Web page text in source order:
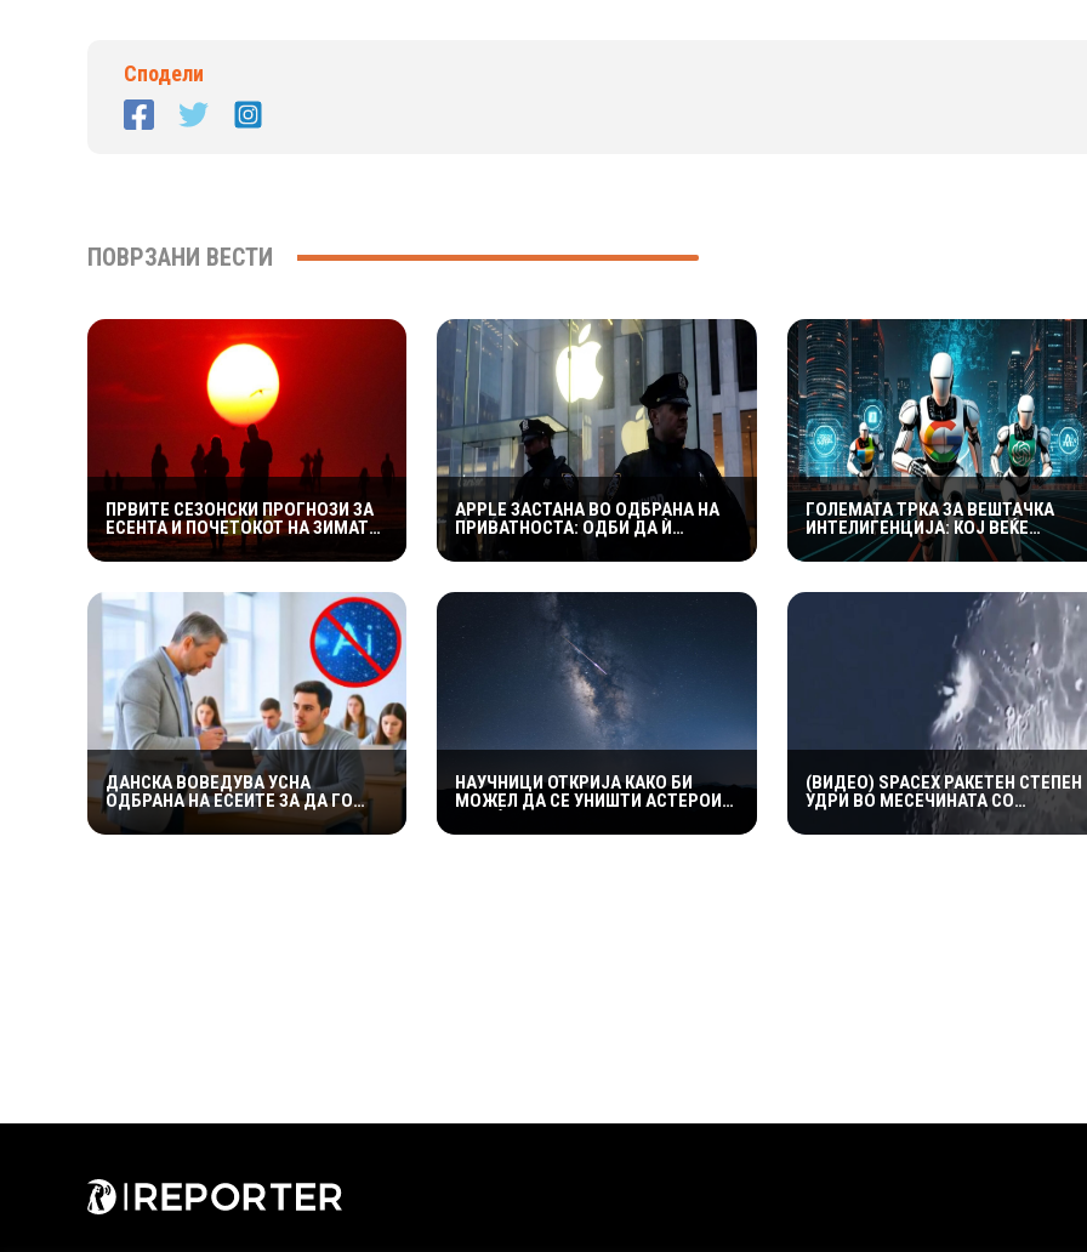
Сподели
ПОВРЗАНИ ВЕСТИ
ПРВИТЕ СЕЗОНСКИ ПРОГНОЗИ ЗА
ЕСЕНТА И ПОЧЕТОКОТ НА ЗИМАТА:
МАКЕДОНИЈА ЈА ОЧЕКУВА
ПОТОПОЛ ПЕРИОД, НО СО МОЖНИ
APPLE ЗАСТАНА ВО ОДБРАНА НА
ПРИВАТНОСТА: ОДБИ ДА Ѝ
ОВОЗМОЖИ НА ПОЛИЦИЈАТА
ПРИСТАП ДО ICLOUD
ГОЛЕМАТА ТРКА ЗА ВЕШТАЧКА
ИНТЕЛИГЕНЦИЈА: КОЈ ВЕЌЕ
ЗАРАБОТУВА МИЛИЈАРДИ, А КОЈ
СÈ УШТЕ ТРОШИ ОГРОМНИ СУМИ?
ДАНСКА ВОВЕДУВА УСНА
ОДБРАНА НА ЕСЕИТЕ ЗА ДА ГО
СПРЕЧИ ПРЕПИШУВАЊЕТО СО
ВЕШТАЧКА ИНТЕЛИГЕНЦИЈА
НАУЧНИЦИ ОТКРИЈА КАКО БИ
МОЖЕЛ ДА СЕ УНИШТИ АСТЕРОИД
(ВИДЕО) SPACEX РАКЕТЕН СТЕПЕН
УДРИ ВО МЕСЕЧИНАТА СО
ОГРОМНА БРЗИНА – НАУЧНИЦИТЕ
ОЧЕКУВААТ НОВ КРАТЕР И ВАЖНИ